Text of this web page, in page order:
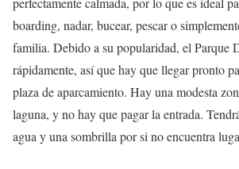
boarding, nadar, bucear, pescar o
familia. Debido a su popularidad, el Parque
rápidamente, así que hay que llegar pronto
plaza de aparcamiento. Hay una modesta
laguna, y no hay que pagar la entrada.
agua y una sombrilla por si no encuentra